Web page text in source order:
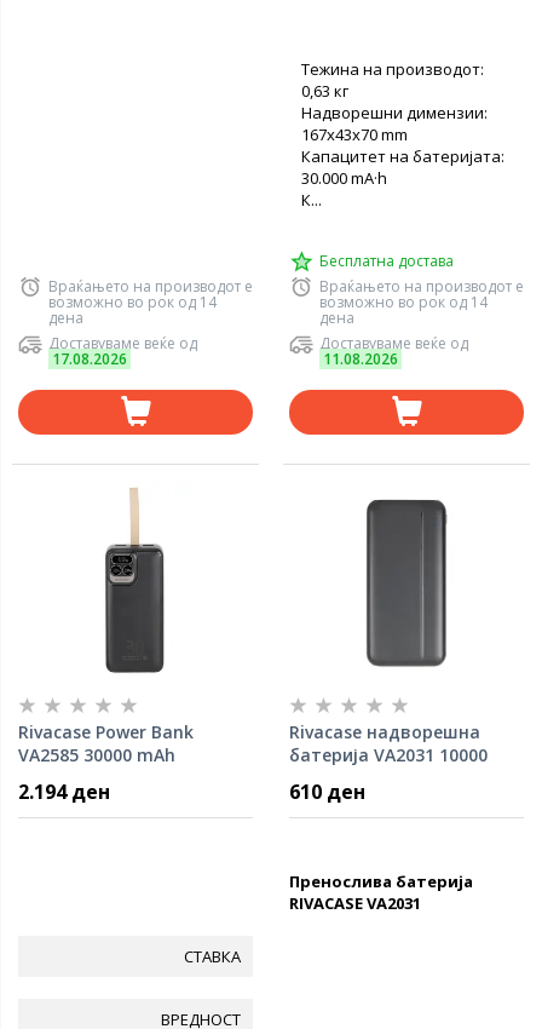
Враќањето на производот е
возможно во рок од 14
дена
Доставуваме веќе од
17.08.2026
Тежина на производот:
0,63 кг
Надворешни димензии:
167x43x70 mm
Капацитет на батеријата:
30.000 mA·h
К...
Бесплатна достава
Враќањето на производот е
возможно во рок од 14
дена
Доставуваме веќе од
11.08.2026
Rivacase Power Bank
VA2585 30000 mAh
2.194 ден
СТАВКА
ВРЕДНОСТ
Rivacase надворешна
батерија VA2031 10000
610 ден
Пренослива батерија
RIVACASE VA2031